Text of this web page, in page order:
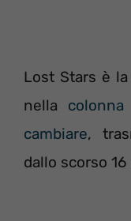
Lost Stars è
nella
cambiare,
dallo scorso